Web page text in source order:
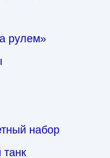
рулем»
набор